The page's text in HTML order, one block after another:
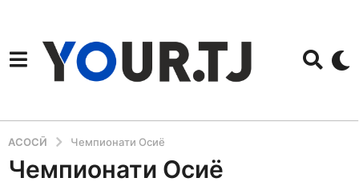
АСОСӢ Чемпионати Осиё
Чемпионати Осиё